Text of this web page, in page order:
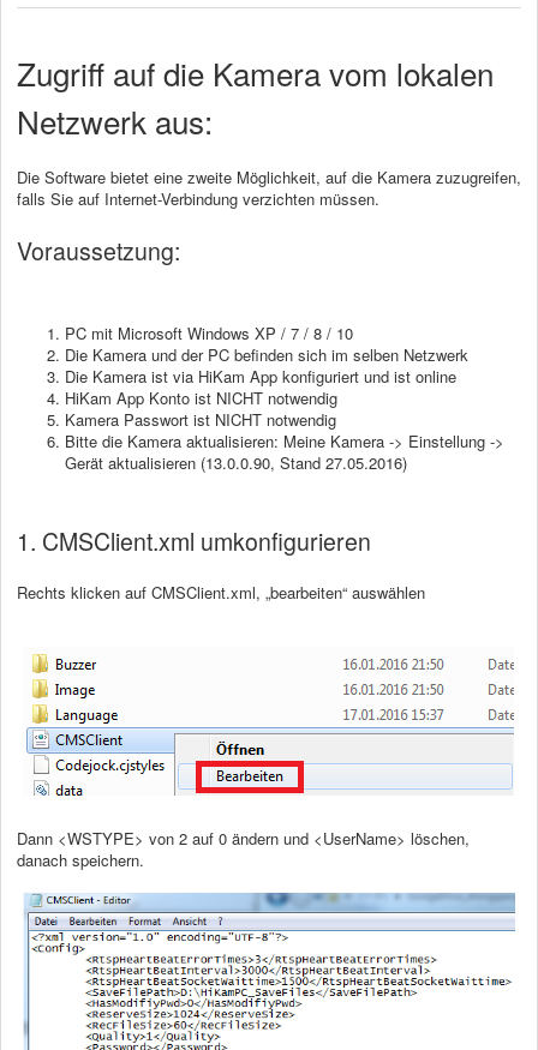
Zugriff auf die Kamera vom lokalen
Netzwerk aus:
Die Software bietet eine zweite Möglichkeit, auf die Kamera zuzugreifen,
falls Sie auf Internet-Verbindung verzichten müssen.
Voraussetzung:
PC mit Microsoft Windows XP / 7 / 8 / 10
Die Kamera und der PC befinden sich im selben Netzwerk
Die Kamera ist via HiKam App konfiguriert und ist online
HiKam App Konto ist NICHT notwendig
Kamera Passwort ist NICHT notwendig
Bitte die Kamera aktualisieren: Meine Kamera -> Einstellung ->
Gerät aktualisieren (13.0.0.90, Stand 27.05.2016)
1. CMSClient.xml umkonfigurieren
Rechts klicken auf CMSClient.xml, „bearbeiten“ auswählen
Dann <WSTYPE> von 2 auf 0 ändern und <UserName> löschen,
danach speichern.